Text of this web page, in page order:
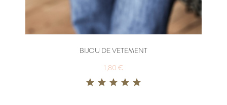
BIJOU DE VETEMENT
1,80 €